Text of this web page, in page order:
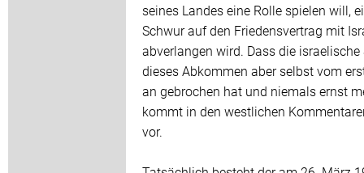
seines Landes eine Rolle spielen will,
Schwur auf den Friedensvertrag mit
abverlangen wird. Dass die israelische
dieses Abkommen aber selbst vom
an gebrochen hat und niemals ernst
kommt in den westlichen
vor.